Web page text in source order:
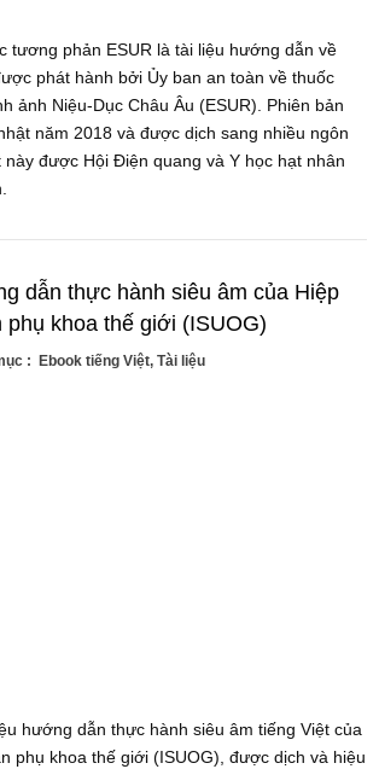
tương phản ESUR là tài liệu hướng dẫn về
phát hành bởi Ủy ban an toàn về thuốc
ảnh Niệu-Dục Châu Âu (ESUR). Phiên bản
năm 2018 và được dịch sang nhiều ngôn
này được Hội Điện quang và Y học hạt nhân
dẫn thực hành siêu âm của Hiệp
phụ khoa thế giới (ISUOG)
: Ebook tiếng Việt, Tài liệu
hướng dẫn thực hành siêu âm tiếng Việt của
phụ khoa thế giới (ISUOG), được dịch và hiệu